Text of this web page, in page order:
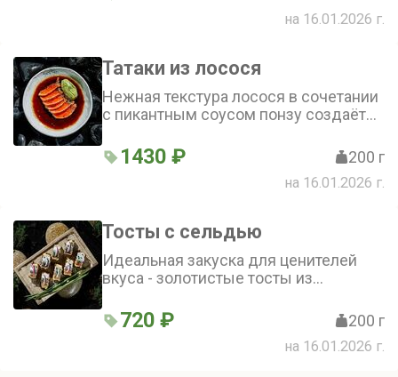
посыпанные зелёным луком. Блюдо
сочетает лёгкость и насыщенный
на 16.01.2026 г.
Татаки из лосося
Нежная текстура лосося в сочетании
с пикантным соусом понзу создаёт
свежесть закуски подчёркивают
качество и вкус рыбы. Татаки из
лосося - идеальный выбор для
1430 ₽ 200 г
на 16.01.2026 г.
Тосты с сельдью
Идеальная закуска для ценителей
вкуса - золотистые тосты из
сельдью и ароматным луком
720 ₽ 200 г
на 16.01.2026 г.